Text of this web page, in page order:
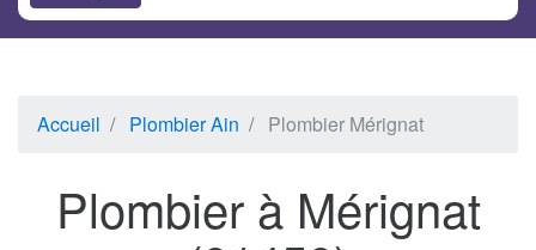
Accueil Plombier Ain Plombier Mérignat
Plombier à Mérignat